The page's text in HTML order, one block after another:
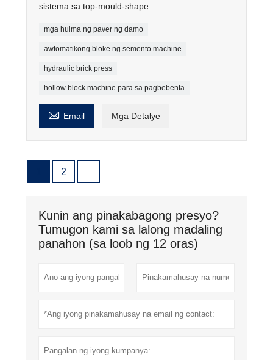
sistema sa top-mould-shape...
mga hulma ng paver ng damo
awtomatikong bloke ng semento machine
hydraulic brick press
hollow block machine para sa pagbebenta
 Email Mga Detalye
2
Kunin ang pinakabagong presyo?
Tumugon kami sa lalong madaling
panahon (sa loob ng 12 oras)